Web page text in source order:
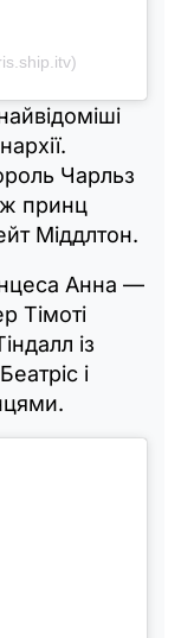
Чарльз
принц
Міддлтон.
Анна —
Тімоті
із
і